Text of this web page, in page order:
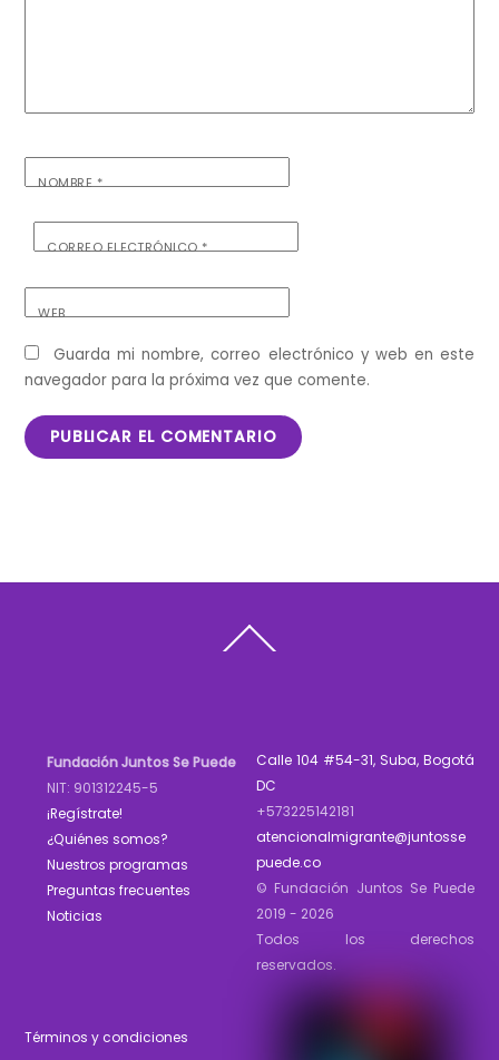
NOMBRE*
CORREO ELECTRÓNICO*
WEB
Guarda mi nombre, correo electrónico y web en este
navegador para la próxima vez que comente.
To
Fundación Juntos Se Puede
NIT: 901312245-5
¡Regístrate!
¿Quiénes somos?
Nuestros programas
Preguntas frecuentes
Noticias
Calle 104 #54-31, Suba, Bogotá
DC
+573225142181
atencionalmigrante@juntosse
puede.co
© Fundación Juntos Se Puede
2019 - 2026
Todos los derechos
reservados.
Términos y condiciones